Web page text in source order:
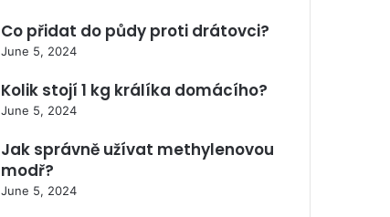
Co přidat do půdy proti drátovci?
June 5, 2024
Kolik stojí 1 kg králíka domácího?
June 5, 2024
Jak správně užívat methylenovou
modř?
June 5, 2024